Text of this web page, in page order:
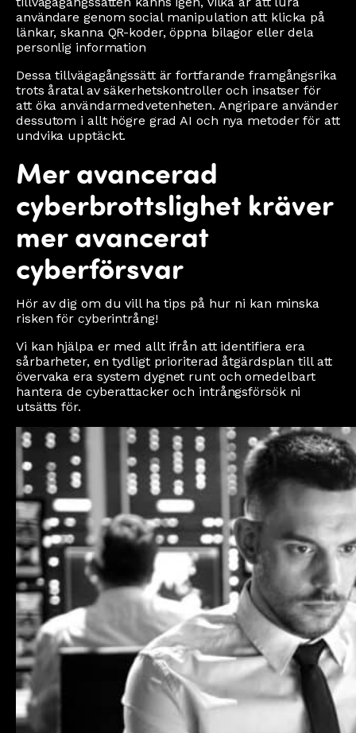
användare genom social manipulation att klicka på
länkar, skanna QR-koder, öppna bilagor eller dela
personlig information
Dessa tillvägagångssätt är fortfarande framgångsrika
trots åratal av säkerhetskontroller och insatser för
att öka användarmedvetenheten. Angripare använder
dessutom i allt högre grad AI och nya metoder för att
undvika upptäckt.
Mer avancerad
cyberbrottslighet kräver
mer avancerat
cyberförsvar
Hör av dig om du vill ha tips på hur ni kan minska
risken för cyberintrång!
Vi kan hjälpa er med allt ifrån att identifiera era
sårbarheter, en tydligt prioriterad åtgärdsplan till att
övervaka era system dygnet runt och omedelbart
hantera de cyberattacker och intrångsförsök ni
utsätts för.